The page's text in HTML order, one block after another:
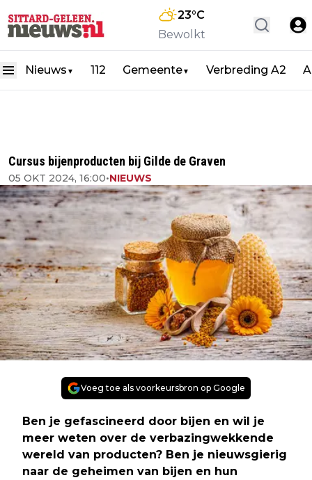
23°C
Bewolkt
Nieuws ▼ 112 Gemeente▼ Verbreding A2
Cursus bijenproducten bij Gilde de Graven
05 OKT 2024, 16:00•NIEUWS
Voeg toe als voorkeursbron op Google
Ben je gefascineerd door bijen en wil je
meer weten over de verbazingwekkende
wereld van producten? Ben je nieuwsgierig
naar de geheimen van bijen en hun